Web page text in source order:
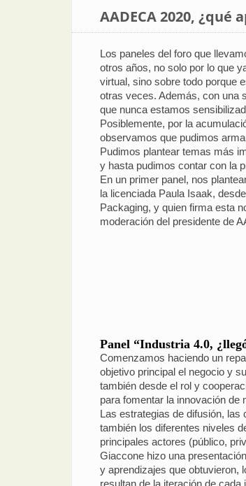
AADECA 2020,
Los paneles del foro que
otros años, no solo por lo que
virtual, sino sobre todo porque
otras veces. Además, con una
que nunca estamos
Posiblemente, por la
observamos que pudimos
Pudimos plantear temas más
y hasta pudimos contar con la
En un primer panel, nos
la licenciada Paula Isaak,
Packaging, y quien firma esta
moderación del presidente de
Panel “Industria 4.0,
Comenzamos haciendo un
objetivo principal el negocio y
también desde el rol y
para fomentar la innovación
Las estrategias de difusión,
también los diferentes niveles
principales actores (público,
Giaccone hizo una
y aprendizajes que obtuvieron,
resultan de la iteración de cada